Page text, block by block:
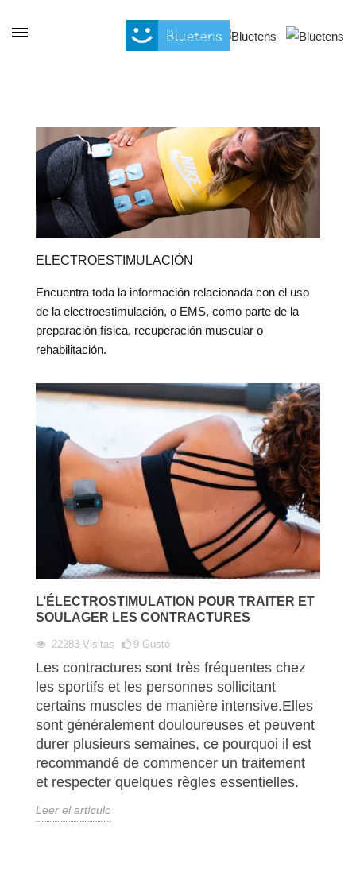
ELECTROESTIMULACIÓN
Encuentra toda la información relacionada con el uso
de la electroestimulación, o EMS, como parte de la
preparación física, recuperación muscular o
rehabilitación.
L’ÉLECTROSTIMULATION POUR TRAITER ET
SOULAGER LES CONTRACTURES
22283 Visitas 9 Gustó
Les contractures sont très fréquentes chez
les sportifs et les personnes sollicitant
certains muscles de manière intensive.Elles
sont généralement douloureuses et peuvent
durer plusieurs semaines, ce pourquoi il est
recommandé de commencer un traitement
et respecter quelques règles essentielles.
Leer el artículo